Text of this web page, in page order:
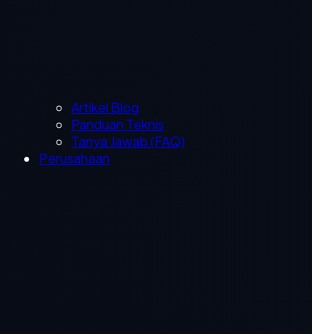
Artikel Blog
Panduan Teknis
Tanya Jawab (FAQ)
Perusahaan